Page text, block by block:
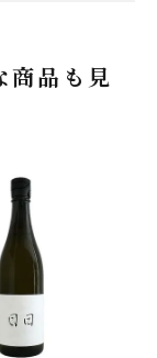
商品も見